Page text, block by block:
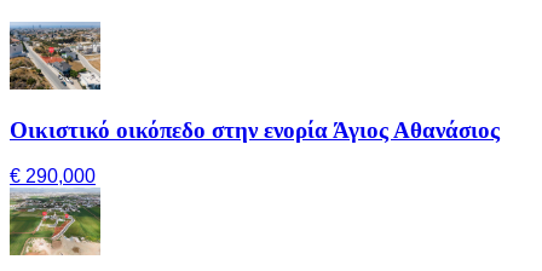
Οικιστικό οικόπεδο στην ενορία Άγιος Αθανάσιος
€ 290,000